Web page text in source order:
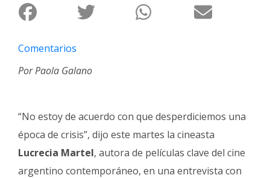
Comentarios
Por Paola Galano
“No estoy de acuerdo con que desperdiciemos una
época de crisis”, dijo este martes la cineasta
Lucrecia Martel, autora de películas clave del cine
argentino contemporáneo, en una entrevista con